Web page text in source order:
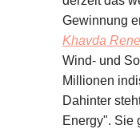
Gewinnung
Khavda
Wind- und
Millionen
Dahinter
Energy". Sie